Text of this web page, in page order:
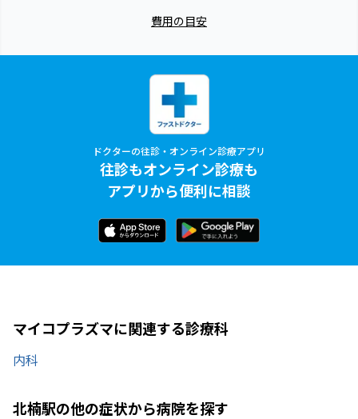
費用の目安
ドクターの往診・オンライン診療アプリ
往診もオンライン診療も
アプリから便利に相談
マイコプラズマに関連する診療科
内科
北楠駅の他の症状から病院を探す